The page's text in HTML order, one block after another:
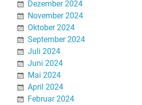
Dezember 2024
November 2024
Oktober 2024
September 2024
Juli 2024
Juni 2024
Mai 2024
April 2024
Februar 2024